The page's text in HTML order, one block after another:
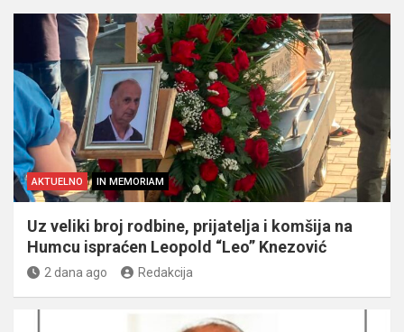
AKTUELNO IN MEMORIAM
Uz veliki broj rodbine, prijatelja i komšija na
Humcu ispraćen Leopold “Leo” Knezović
2 dana ago Redakcija